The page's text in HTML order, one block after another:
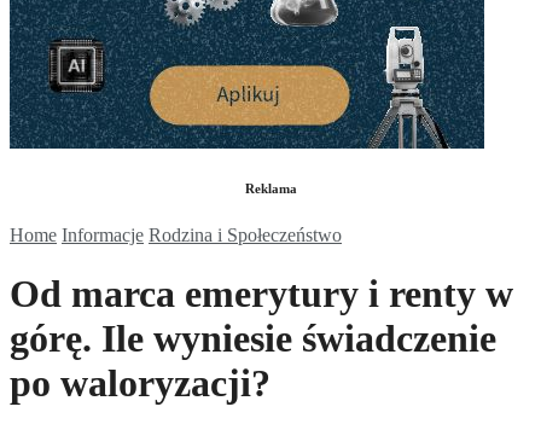
Reklama
Home Informacje Rodzina i Społeczeństwo
Od marca emerytury i renty w
górę. Ile wyniesie świadczenie
po waloryzacji?